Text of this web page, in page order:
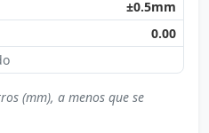
±0.5mm
0.00
(mm), a menos que se